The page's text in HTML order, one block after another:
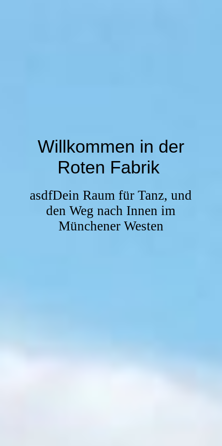
Willkommen in der
Roten Fabrik
asdfDein Raum für Tanz, und
den Weg nach Innen im
Münchener Westen